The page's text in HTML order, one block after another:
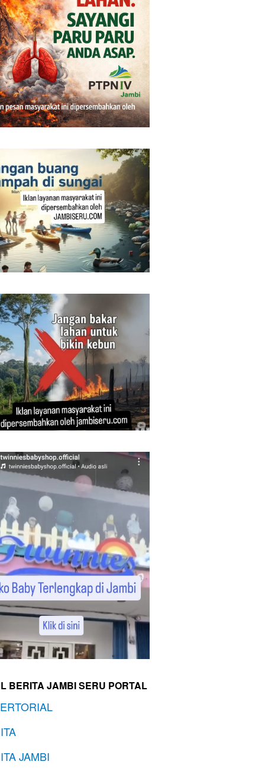
BERITA JAMBI SERU PORTAL
JAMBI